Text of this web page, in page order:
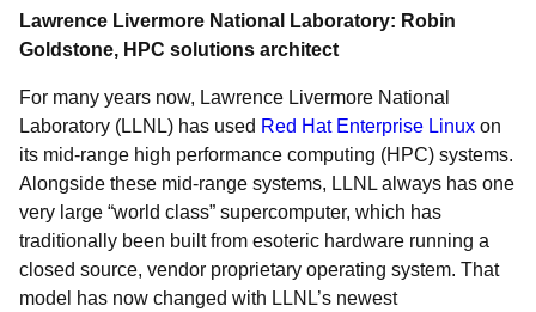
Lawrence Livermore National Laboratory: Robin
Goldstone, HPC solutions architect
For many years now, Lawrence Livermore National
Laboratory (LLNL) has used Red Hat Enterprise Linux on
its mid-range high performance computing (HPC) systems.
Alongside these mid-range systems, LLNL always has one
very large “world class” supercomputer, which has
traditionally been built from esoteric hardware running a
closed source, vendor proprietary operating system. That
model has now changed with LLNL’s newest